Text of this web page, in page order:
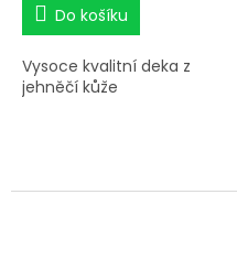
Do košíku
Vysoce kvalitní deka z
jehněčí kůže